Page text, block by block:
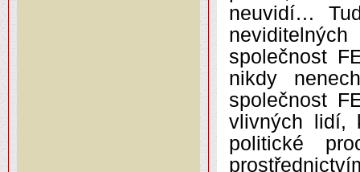
neuvidí…
společnost
nikdy
společnost
vlivných lidí,
politické